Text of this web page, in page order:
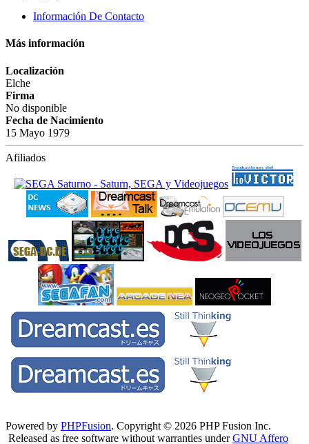
Información De Contacto
Más información
Localización
Elche
Firma
No disponible
Fecha de Nacimiento
15 Mayo 1979
Afiliados
Powered by PHPFusion. Copyright © 2026 PHP Fusion Inc.
Released as free software without warranties underGNU Affero